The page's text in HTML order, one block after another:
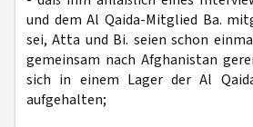
und dem Al Qaida-Mitglied Ba.
sei, Atta und Bi. seien schon
gemeinsam nach Afghanistan
sich in einem Lager der Al
aufgehalten;